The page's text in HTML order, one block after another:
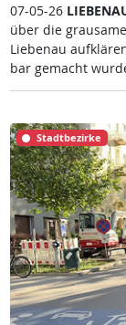
07-05-26
über die
Lie­benau
bar ge­macht
Stadtbezirke